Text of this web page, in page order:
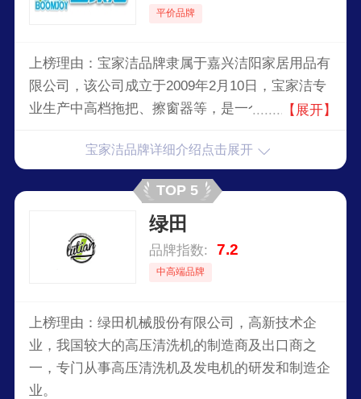
平价品牌
上榜理由：宝家洁品牌隶属于嘉兴洁阳家居用品有
限公司，该公司成立于2009年2月10日，宝家洁专
业生产中高档拖把、擦窗器等，是一个拥有24年塑
品子公司，集研发、生产、销售为一体的跨国际业
务的集团型企业，宝家洁历经着从个体到民营再到
集团化运作，从OEM到ODM再到OBM稳步升级的
健康发展型民族企业。
【展开】
宝家洁品牌详细介绍点击展开
TOP 5
绿田
品牌指数: 7.2
中高端品牌
上榜理由：绿田机械股份有限公司，高新技术企
业，我国较大的高压清洗机的制造商及出口商之
一，专门从事高压清洗机及发电机的研发和制造企
业。